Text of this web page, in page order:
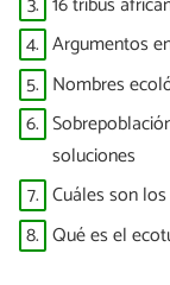
4. Argumentos
5. Nombres
6.
soluciones
7. Cuáles son
8. Qué es el